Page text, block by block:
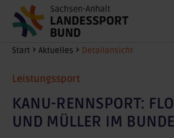
Zum Hauptinhalt springen
Sie sind hier:
Start Aktuelles Detailansicht
Leistungssport
KANU-RENNSPORT:
UND MÜLLER IM